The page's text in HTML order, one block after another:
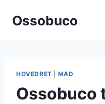
Ossobuco
HOVEDRET MAD
Ossobuco